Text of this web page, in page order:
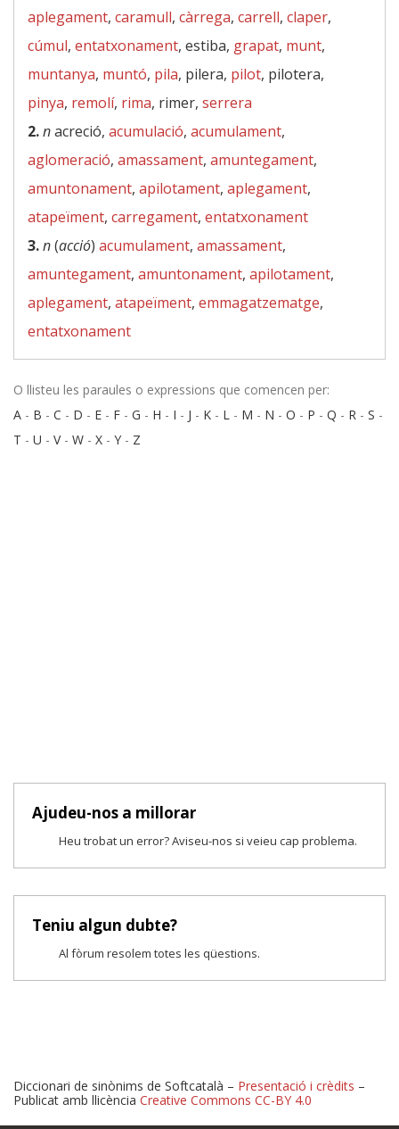
aplegament, caramull, càrrega, carrell, claper,
cúmul, entatxonament, estiba, grapat, munt,
muntanya, muntó, pila, pilera, pilot, pilotera,
pinya, remolí, rima, rimer, serrera
2.nacreció, acumulació, acumulament,
aglomeració, amassament, amuntegament,
amuntonament, apilotament, aplegament,
atapeïment, carregament, entatxonament
3.n(acció) acumulament, amassament,
amuntegament, amuntonament, apilotament,
aplegament, atapeïment, emmagatzematge,
entatxonament
O llisteu les paraules o expressions que comencen per:
A - B - C - D - E - F - G - H - I - J - K - L - M - N - O - P - Q - R - S -
T - U - V- W - X - Y - Z
Ajudeu-nos a millorar
Heu trobat un error? Aviseu-nos si veieu cap problema.
Teniu algun dubte?
Al fòrum resolem totes les qüestions.
Diccionari de sinònims de Softcatalà – Presentació i crèdits –
Publicat amb llicència Creative Commons CC-BY 4.0